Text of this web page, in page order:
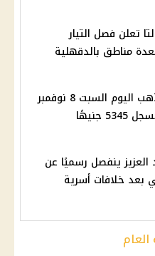
تعلن فصل التيار
مناطق بالدقهلية
استقرار سعر الذهب اليوم السبت 8 نوفمبر
ينفصل رسميًا عن
بعد خلافات أسرية